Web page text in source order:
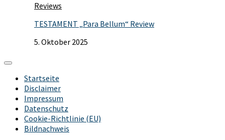
Reviews
TESTAMENT „Para Bellum“ Review
5. Oktober 2025
Startseite
Disclaimer
Impressum
Datenschutz
Cookie-Richtlinie (EU)
Bildnachweis